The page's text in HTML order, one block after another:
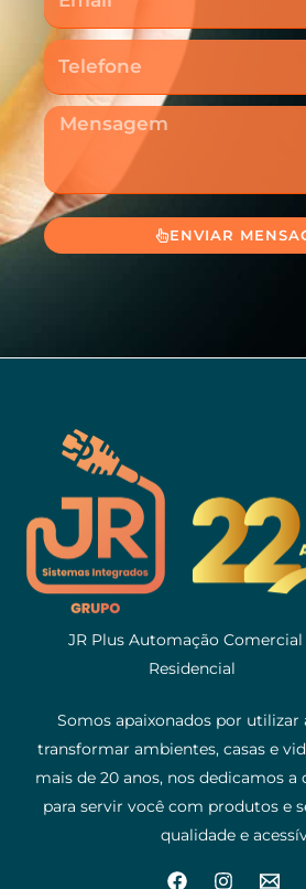
Telefone
Mensagem
ENVIAR
JR Plus Automação Comercial
Residencial
Somos apaixonados por utilizar
transformar ambientes, casas e
mais de 20 anos, nos dedicamos
para servir você com produtos e
qualidade e